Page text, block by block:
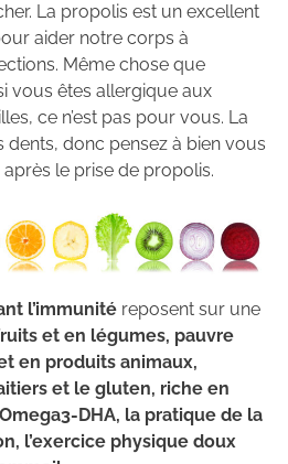
La propolis est un excellent
aider notre corps à
Même chose que
vous êtes allergique aux
ce n’est pas pour vous. La
dents, donc pensez à bien vous
le prise de propolis.
l’immunité reposent sur une
et en légumes, pauvre
en produits animaux,
et le gluten, riche en
DHA, la pratique de la
l’exercice physique doux